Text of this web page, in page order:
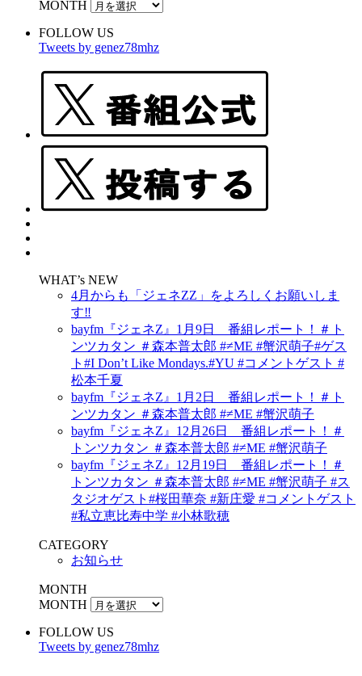
MONTH
FOLLOW US
Tweets by genez78mhz
WHAT’s NEW
4月からも「ジェネZZ」をよろしくお願いしま
す‼
bayfm『ジェネZ』1月9日 番組レポート！＃ト
ンツカタン ＃森本普太郎 #≠ME #蟹沢萌子#ゲス
ト#I Don’t Like Mondays.#YU #コメントゲスト #
松本千夏
bayfm『ジェネZ』1月2日 番組レポート！＃ト
ンツカタン ＃森本普太郎 #≠ME #蟹沢萌子
bayfm『ジェネZ』12月26日 番組レポート！＃
トンツカタン ＃森本普太郎 #≠ME #蟹沢萌子
bayfm『ジェネZ』12月19日 番組レポート！＃
トンツカタン ＃森本普太郎 #≠ME #蟹沢萌子 #ス
タジオゲスト#桜田華奈 #新庄愛 #コメントゲスト
#私立恵比寿中学 #小林歌穂
CATEGORY
お知らせ
MONTH
MONTH
FOLLOW US
Tweets by genez78mhz